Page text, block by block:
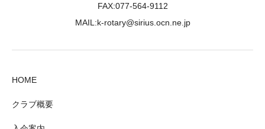
FAX:077-564-9112
MAIL:k-rotary@sirius.ocn.ne.jp
HOME
クラブ概要